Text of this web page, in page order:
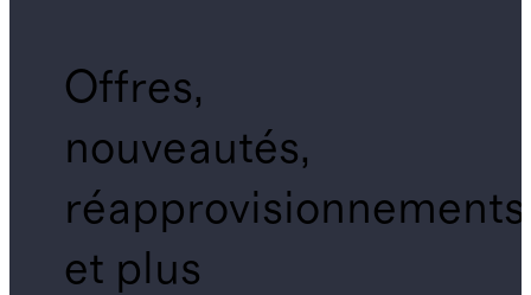
Offres,
nouveautés,
réapprovisionnements
et plus